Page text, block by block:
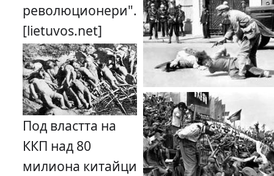
революционери".
[lietuvos.net]
Под властта на
ККП над 80
милиона китайци